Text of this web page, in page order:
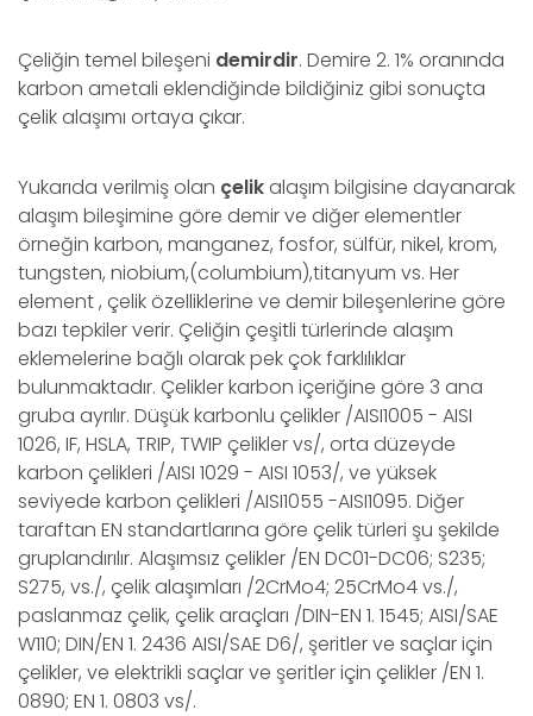
Çeliğin temel bileşeni demirdir. Demire 2. 1% oranında
karbon ametali eklendiğinde bildiğiniz gibi sonuçta
çelik alaşımı ortaya çıkar.
Yukarıda verilmiş olan çelikalaşım bilgisine dayanarak
alaşım bileşimine göre demir ve diğer elementler
örneğin karbon, manganez, fosfor, sülfür, nikel, krom,
tungsten, niobium,(columbium),titanyum vs. Her
element , çelik özelliklerine ve demir bileşenlerine göre
bazı tepkiler verir. Çeliğin çeşitli türlerinde alaşım
eklemelerine bağlı olarak pek çok farklılıklar
bulunmaktadır. Çelikler karbon içeriğine göre 3 ana
gruba ayrılır. Düşük karbonlu çelikler /AISI1005 - AISI
1026, IF, HSLA, TRIP, TWIP çelikler vs/, orta düzeyde
karbon çelikleri /AISI 1029 - AISI 1053/, ve yüksek
seviyede karbon çelikleri /AISI1055 -AISI1095. Diğer
taraftan EN standartlarına göre çelik türleri şu şekilde
gruplandırılır. Alaşımsız çelikler /EN DC01-DC06; S235;
S275, vs./, çelik alaşımları /2CrMo4; 25CrMo4 vs./,
paslanmaz çelik, çelik araçları /DIN-EN 1. 1545; AISI/SAE
W110; DIN/EN 1. 2436 AISI/SAE D6/, şeritler ve saçlar için
çelikler, ve elektrikli saçlar ve şeritler için çelikler /EN 1.
0890; EN 1. 0803 vs/.